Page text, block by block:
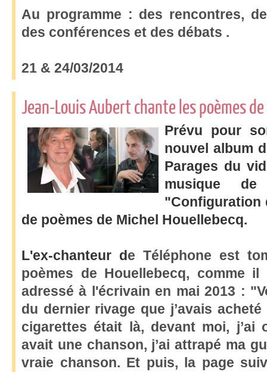
Au programme : des rencontres,
des conférences et des débats .
21 & 24/03/2014
Jean-Louis Aubert chante les poèmes
Prévu pour
nouvel album
Parages du
musique
"Configuration
de poèmes de Michel Houellebecq.
L'ex-chanteur de Téléphone est
poèmes de Houellebecq, comme
adressé à l'écrivain en mai 2013 :
du dernier rivage que j’avais
cigarettes était là, devant moi, j’ai
avait une chanson, j’ai attrapé ma
vraie chanson. Et puis, la page